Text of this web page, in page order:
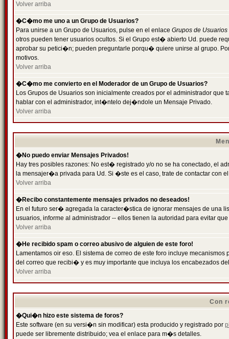
Volver arriba
�C�mo me uno a un Grupo de Usuarios?
Para unirse a un Grupo de Usuarios, pulse en el enlace Grupos de Usuarios
otros pueden tener usuarios ocultos. Si el Grupo est� abierto Ud. puede
aprobar su petici�n; pueden preguntarle porqu� quiere unirse al grupo.
motivos.
Volver arriba
�C�mo me convierto en el Moderador de un Grupo de Usuarios?
Los Grupos de Usuarios son inicialmente creados por el administrador
hablar con el administrador, int�ntelo dej�ndole un Mensaje Privado.
Volver arriba
�No puedo enviar Mensajes Privados!
Hay tres posibles razones: No est� registrado y/o no se ha conectado, el
la mensajer�a privada para Ud. Si �ste es el caso, trate de contactar con
Volver arriba
�Recibo constantemente mensajes privados no deseados!
En el futuro ser� agregada la caracter�stica de ignorar mensajes de una
usuarios, informe al administrador -- ellos tienen la autoridad para evitar
Volver arriba
�He recibido spam o correo abusivo de alguien de este foro!
Lamentamos oir eso. El sistema de correo de este foro incluye
del correo que recibi� y es muy importante que incluya los encabezados
Volver arriba
Con
�Qui�n hizo este sistema de foros?
Este software (en su versi�n sin modificar) esta producido y registrado por
puede ser libremente distribuido; vea el enlace para m�s detalles.